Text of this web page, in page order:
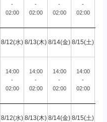
-
02:00
-
02:00
-
02:00
-
02:00
8/12(水) 8/13(木) 8/14(金) 8/15(土)
14:00
-
02:00
14:00
-
02:00
14:00
-
02:00
14:00
-
02:00
8/12(水) 8/13(木) 8/14(金) 8/15(土)